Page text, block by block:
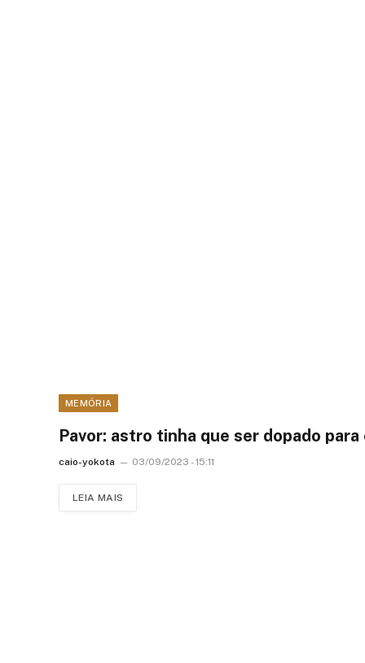
MEMÓRIA
Pavor: astro tinha que ser dopado
caio-yokota 03/09/2023 - 15:11
LEIA MAIS